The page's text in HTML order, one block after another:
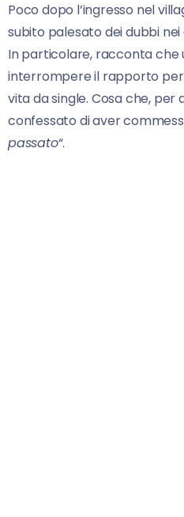
Poco dopo l’ingresso nel
subito palesato dei dubbi
In particolare, racconta che
interrompere il rapporto per
vita da single. Cosa che,
confessato di aver
passato“.